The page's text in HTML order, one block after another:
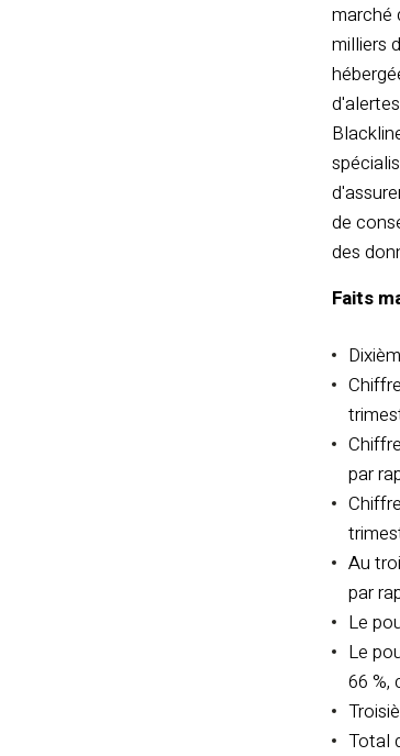
marché
milliers
de
des
Faits
par
Au
par
Le
Le
66 %,
Total